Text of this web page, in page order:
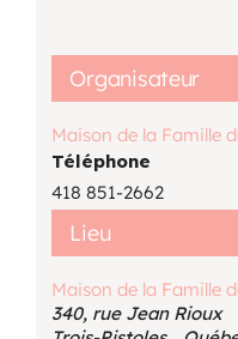
Lieu
Maison de la Famille
340, rue Jean Rioux
Organisateur
Maison de la Famille
Téléphone
418 851-2662